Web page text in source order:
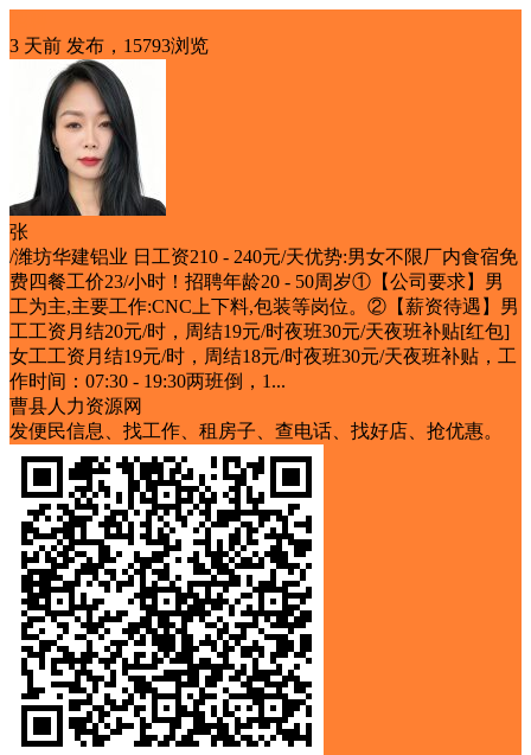
3 天前 发布，15793浏览
张
/潍坊华建铝业 日工资210 - 240元/天优势:男女不限厂内食宿免
费四餐工价23/小时！招聘年龄20 - 50周岁①【公司要求】男
工为主,主要工作:CNC上下料,包装等岗位。②【薪资待遇】男
工工资月结20元/时，周结19元/时夜班30元/天夜班补贴[红包]
女工工资月结19元/时，周结18元/时夜班30元/天夜班补贴，工
作时间：07:30 - 19:30两班倒，1...
曹县人力资源网
发便民信息、找工作、租房子、查电话、找好店、抢优惠。